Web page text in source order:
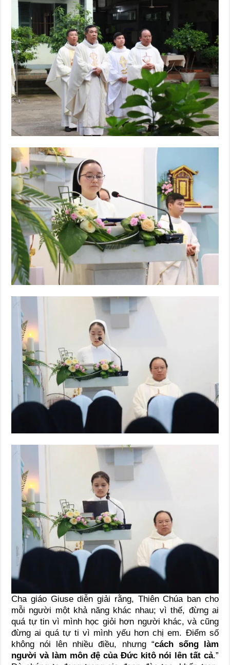
Cha giáo Giuse diễn giải rằng, Thiên Chúa ban cho
mỗi người một khả năng khác nhau; vì thế, đừng ai
quá tự tin vì mình học giỏi hơn người khác, và cũng
đừng ai quá tự ti vì mình yếu hơn chị em. Điểm số
không nói lên nhiều điều, nhưng “cách sống làm
người và làm môn đệ của Đức kitô nói lên tất cả.”